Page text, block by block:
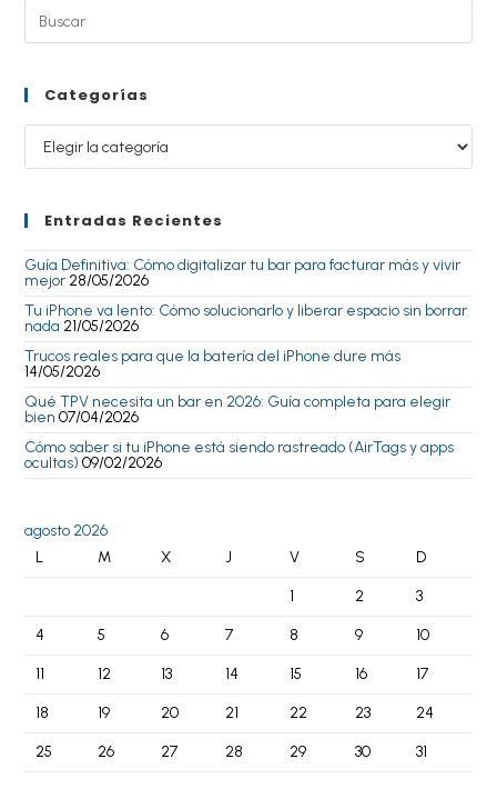
Categorías
Entradas Recientes
Guía Definitiva: Cómo digitalizar tu bar para facturar más y vivir
mejor 28/05/2026
Tu iPhone va lento: Cómo solucionarlo y liberar espacio sin borrar
nada 21/05/2026
Trucos reales para que la batería del iPhone dure más
14/05/2026
Qué TPV necesita un bar en 2026: Guía completa para elegir
bien 07/04/2026
Cómo saber si tu iPhone está siendo rastreado (AirTags y apps
ocultas) 09/02/2026
agosto 2026
L
M X J V S D
1 2 3
4 5 6 7 8 9 10
11 12 13 14 15 16 17
18 19 20 21 22 23 24
25 26 27 28 29 30 31